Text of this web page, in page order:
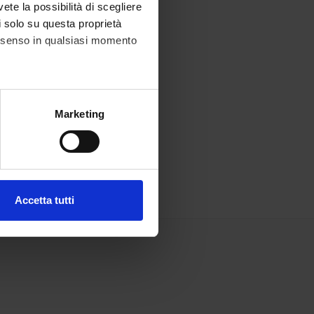
la possibilità di scegliere
su questa proprietà
in qualsiasi momento
metro,Marketing
Accetta tutti